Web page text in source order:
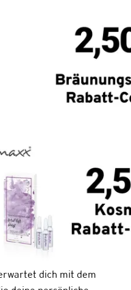
dich mit dem